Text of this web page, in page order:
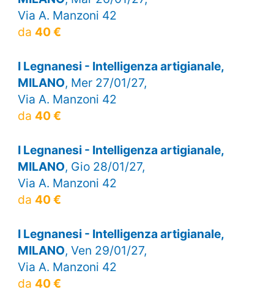
Via A. Manzoni 42
da 40 €
I Legnanesi - Intelligenza artigianale,
MILANO, Mer 27/01/27,
Via A. Manzoni 42
da 40 €
I Legnanesi - Intelligenza artigianale,
MILANO, Gio 28/01/27,
Via A. Manzoni 42
da 40 €
I Legnanesi - Intelligenza artigianale,
MILANO, Ven 29/01/27,
Via A. Manzoni 42
da 40 €